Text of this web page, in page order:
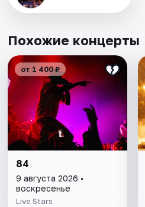
Похожие концерты
от 1 400 ₽
84
9 августа 2026 •
воскресенье
Live Stars